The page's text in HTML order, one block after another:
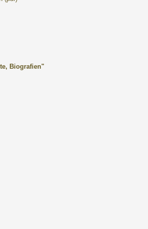
Biografien"